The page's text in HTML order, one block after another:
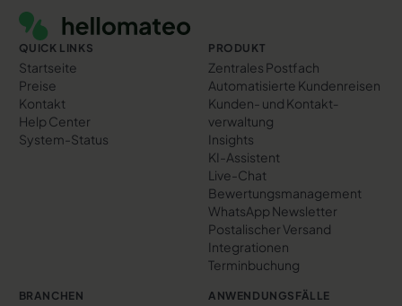
QUICK LINKS
Startseite
Preise
Kontakt
Help Center
System-Status
PRODUKT
Zentrales Postfach
Automatisierte Kundenreisen
Kunden- und Kontakt­
verwaltung
Insights
KI-Assistent
Live-Chat
Bewertungs­management
WhatsApp Newsletter
Postalischer Versand
Integrationen
Terminbuchung
BRANCHEN ANWENDUNGSFÄLLE